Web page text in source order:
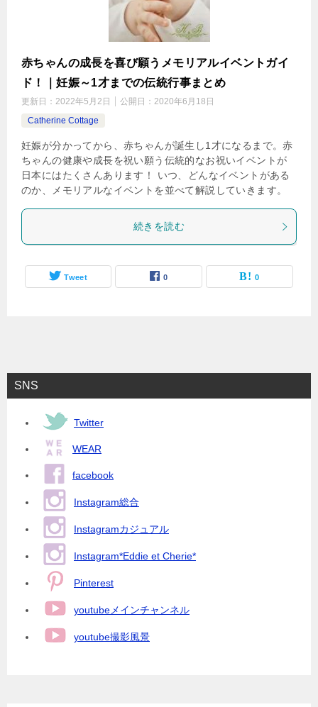
赤ちゃんの成長を喜び願うメモリアルイベントガイ
ド！｜妊娠～1才までの伝統行事まとめ
更新日： 2022年5月2日 公開日： 2020年6月18日
Catherine Cottage
妊娠が分かってから、赤ちゃんが誕生し1才になるまで。赤
ちゃんの健康や成長を祝い願う伝統的なお祝いイベントが
日本にはたくさんあります！ いつ、どんなイベントがある
のか、メモリアルなイベントを並べて解説していきます。
続きを読む
Tweet 0 0
SNS
Twitter
WEAR
facebook
Instagram総合
Instagramカジュアル
Instagram*Eddie et Cherie*
Pinterest
youtubeメインチャンネル
youtube撮影風景